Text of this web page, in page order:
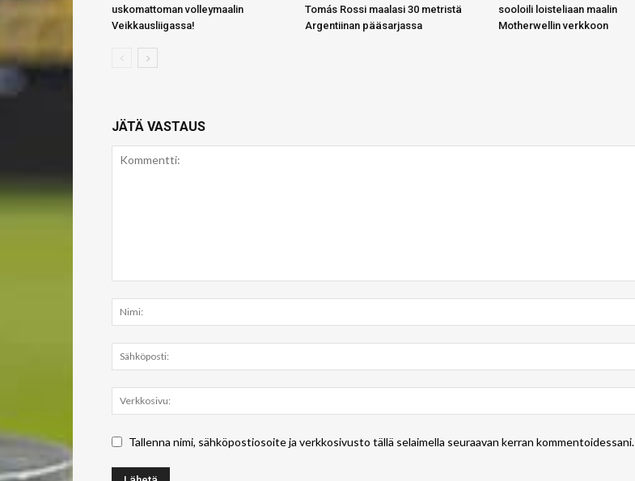
uskomattoman volleymaalin
Veikkausliigassa!
Tomás Rossi maalasi 30 metristä
Argentiinan pääsarjassa
sooloili loisteliaan maalin
Motherwellin verkkoon
JÄTÄ VASTAUS
Tallenna nimi, sähköpostiosoite ja verkkosivusto tällä selaimella seuraavan kerran kommentoidessani.